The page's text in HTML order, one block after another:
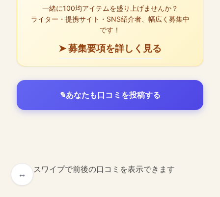
一緒に100均アイテムを盛り上げませんか？
ライター・提携サイト・SNS紹介者、幅広く募集中
です！
➤ 募集要項を詳しく見る
あなたも口コミを投稿する
スワイプで前後の口コミを表示できます